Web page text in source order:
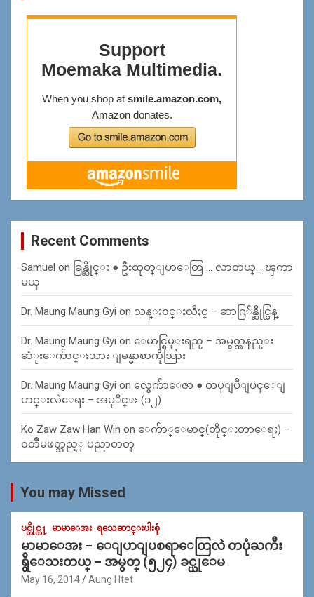
Recent Comments
Samuel on ခြန္ဆိုင္း ● ဦးထုတ္ျပာေတြ … လာတယ္… ၾကာ
မယ္
Dr. Maung Maung Gyi on သန္း၀င္းလိႈင္ – ဆာဂြ်န္ဆိုင္မြန္
Dr. Maung Maung Gyi on ေမာင္စြမ္းရည္ – အမွတ္အနည္း
ဆံုးေက်ာင္းသား ျမန္မာစာကိုသြား
Dr. Maung Maung Gyi on လွေက်ာေဇာ ● တပ္ျပဳျပင္ေျ
ပာင္းလဲေရး – အပုိင္း (၁၂)
Ko Zaw Zaw Han Win on ေက်ာ္ေမာင္(တိုင္းတာေရး) –
၀တၳဳမဖတ္သည့္ ပညာတတ္
You may Missed
ပင္တိုင္က႑ မာမာေအး ရသေဆာင္းပါးစုံ
မာမာေအး – ေျပာျပစရာေတြလဲ တပုံႀကီး
ရွိေသးတယ္ – အမွတ္ (၅၂၄) ခင္ယုေမ
May 16, 2014 Aung Htet